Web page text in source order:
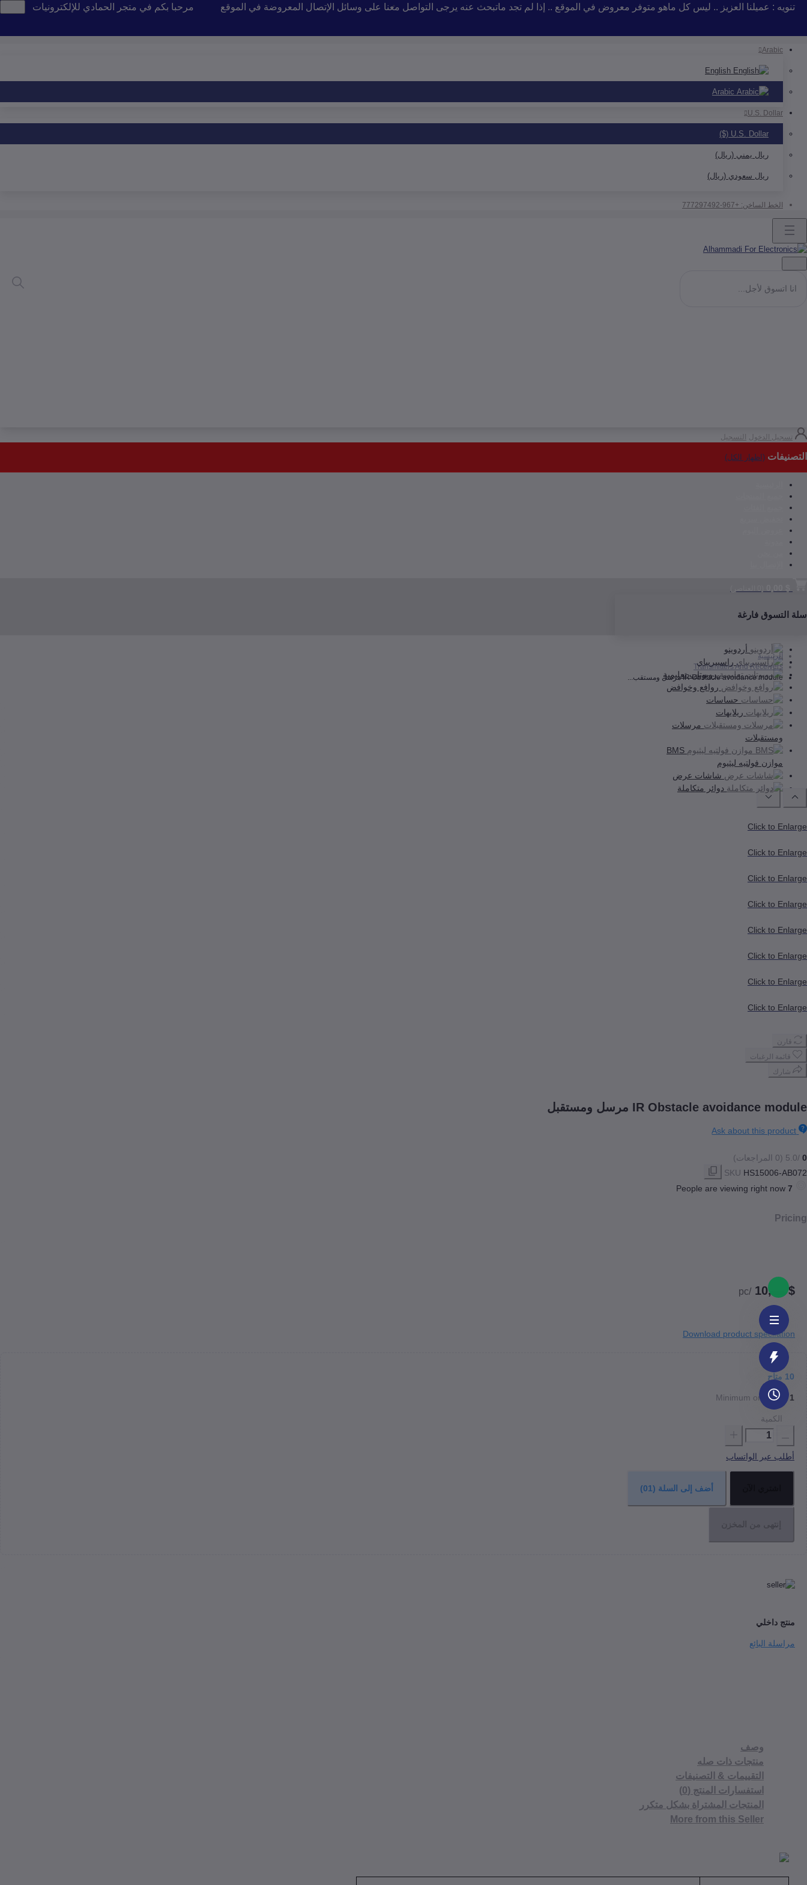
تنويه : عميلنا العزيز .. ليس كل ماهو متوفر معروض في الموقع .. إذا لم تجد ماتبحث عنه يرجى التواصل معنا على وسائل الإتصال المعروضة في الموقع مرحبا بكم في متجر الحمادي للإلكترونيات
Arabic
English
Arabic
U.S. Dollar
U.S. Dollar ($)
ريال يمني (ريال)
ريال سعودي (ريال)
الخط الساخن: +967-777297492
تسجيل الدخول التسجيل
التصنيفات (اظهار الكل)
سلة التسوق فارغة
أردوينو
راسبيريباي
روبوتات تعليمية
روافع وخوافض
حساسات
ريلايهات
مرسلات
ومستقبلات
BMS
موازن فولتيه ليثيوم
شاشات عرض
دوائر متكاملة
الرئيسية
Transmitters And Receivers
IR Obstacle avoidance module مرسل ومستقب...
Click to Enlarge
Click to Enlarge
Click to Enlarge
Click to Enlarge
Click to Enlarge
Click to Enlarge
Click to Enlarge
Click to Enlarge
قارن
قائمة الرغبات
شارك
IR Obstacle avoidance module مرسل ومستقبل
Ask about this product
0
/5.0
(0 المراجعات)
SKU HS15006-AB072
7
People are viewing right now
Pricing
$ 10,00
/pc
Download product specifation
10 متاح
Minimum order qty1
الكمية
أطلب عبر الواتساب
أضف إلى السلة (01)
إنتهى من المخزن
منتج داخلي
مراسلة البائع
وصف
منتجات ذات صله
التقييمات & التصنيفات
استفسارات المنتج (0)
المنتجات المشتراة بشكل متكرر
More from this Seller